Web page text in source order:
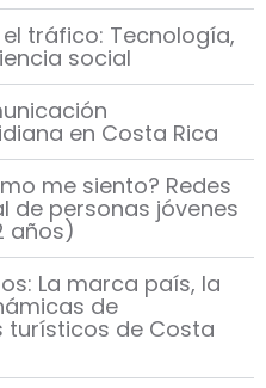
tráfico: Tecnología,
social
en Costa Rica
me siento? Redes
de personas jóvenes
años)
La marca país, la
de
turísticos de Costa